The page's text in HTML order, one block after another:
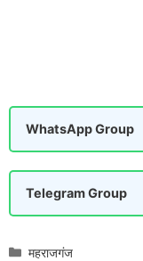
WhatsApp Group
Telegram Group
Categories
महराजगंज